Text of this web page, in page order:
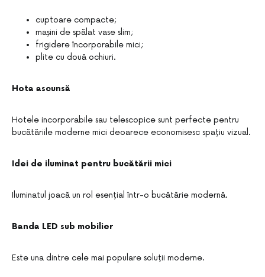
cuptoare compacte;
mașini de spălat vase slim;
frigidere încorporabile mici;
plite cu două ochiuri.
Hota ascunsă
Hotele incorporabile sau telescopice sunt perfecte pentru
bucătăriile moderne mici deoarece economisesc spațiu vizual.
Idei de iluminat pentru bucătării mici
Iluminatul joacă un rol esențial într-o bucătărie modernă.
Banda LED sub mobilier
Este una dintre cele mai populare soluții moderne.